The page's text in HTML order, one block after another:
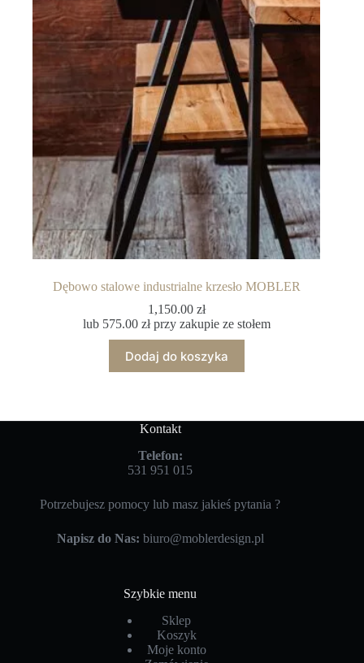
Dębowo stalowe industrialne krzesło MOBLER
1,150.00 zł
lub 575.00 złprzy zakupie ze stołem
Dodaj do koszyka
Kontakt
Telefon:
531 951 015
Potrzebujesz pomocy lub masz jakieś pytania ?
Napisz do Nas: biuro@moblerdesign.pl
Szybkie menu
Sklep
Koszyk
Moje konto